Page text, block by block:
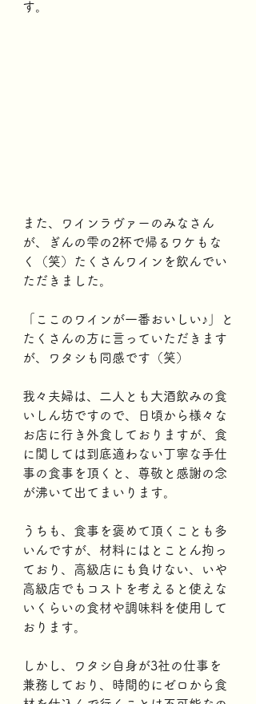
す。
また、ワインラヴァーのみなさん
が、ぎんの雫の2杯で帰るワケもな
く（笑）たくさんワインを飲んでい
ただきました。
「ここのワインが一番おいしい♪」と
たくさんの方に言っていただきます
が、ワタシも同感です（笑）
我々夫婦は、二人とも大酒飲みの食
いしん坊ですので、日頃から様々な
お店に行き外食しておりますが、食
に関しては到底適わない丁寧な手仕
事の食事を頂くと、尊敬と感謝の念
が沸いて出てまいります。
うちも、食事を褒めて頂くことも多
いんですが、材料にはとことん拘っ
ており、高級店にも負けない、いや
高級店でもコストを考えると使えな
いくらいの食材や調味料を使用して
おります。
しかし、ワタシ自身が3社の仕事を
兼務しており、時間的にゼロから食